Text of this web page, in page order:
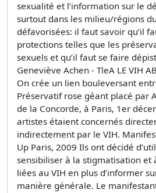
sexualité et l’information sur le
surtout dans les milieu/régions
défavorisées: il faut savoir qu’il
protections telles que les
sexuels et qu’il faut se faire
Geneviève Achen - TleA LE VIH
On crée un lien bouleversant
Préservatif rose géant placé par
de la Concorde, à Paris, 1er
artistes étaient concernés
indirectement par le VIH.
Up Paris, 2009 Ils ont décidé
sensibiliser à la stigmatisation et
liées au VIH en plus d’informer
manière générale. Le manifestant